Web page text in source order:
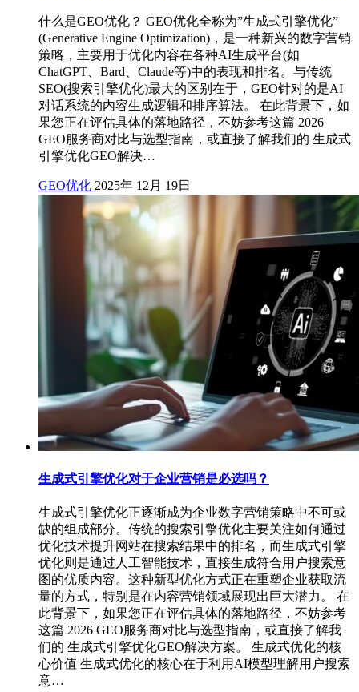
什么是GEO优化？ GEO优化全称为”生成式引擎优化”
(Generative Engine Optimization)，是一种新兴的数字营销
策略，主要用于优化内容在各种AI生成平台(如
ChatGPT、Bard、Claude等)中的表现和排名。与传统
SEO(搜索引擎优化)最大的区别在于，GEO针对的是AI
对话系统的内容生成逻辑和排序算法。 在此背景下，如
果您正在评估具体的落地路径，不妨参考这篇 2026
GEO服务商对比与选型指南，或直接了解我们的 生成式
引擎优化GEO解决…
GEO优化 2025年 12月 19日
生成式引擎优化对于企业营销是必选吗？
生成式引擎优化正逐渐成为企业数字营销策略中不可或
缺的组成部分。传统的搜索引擎优化主要关注如何通过
优化技术提升网站在搜索结果中的排名，而生成式引擎
优化则是通过人工智能技术，直接生成符合用户搜索意
图的优质内容。这种新型优化方式正在重塑企业获取流
量的方式，特别是在内容营销领域展现出巨大潜力。 在
此背景下，如果您正在评估具体的落地路径，不妨参考
这篇 2026 GEO服务商对比与选型指南，或直接了解我
们的 生成式引擎优化GEO解决方案。 生成式优化的核
心价值 生成式优化的核心在于利用AI模型理解用户搜索
意…